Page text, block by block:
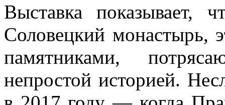
Выставка показывает,
Соловецкий монастырь,
памятниками,
непростой историей.